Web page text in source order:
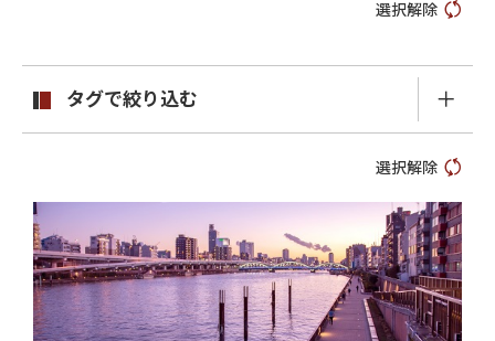
選択解除
タグで絞り込む
選択解除